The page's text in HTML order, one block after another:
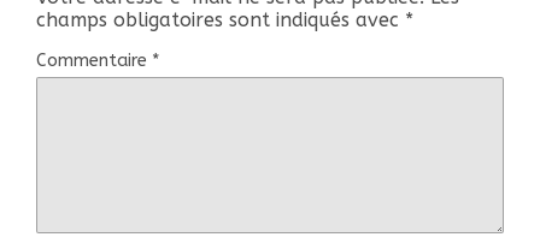
champs obligatoires sont indiqués avec *
Commentaire *